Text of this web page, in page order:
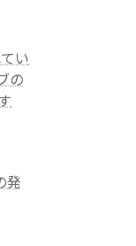
い
の
発